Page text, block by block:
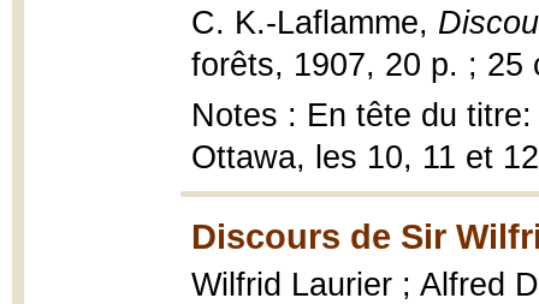
C. K.-Laflamme,
forêts, 1907, 20 p. ; 25
Notes : En tête du
Ottawa, les 10, 11 et
Discours de Sir
Wilfrid Laurier ; Alfred